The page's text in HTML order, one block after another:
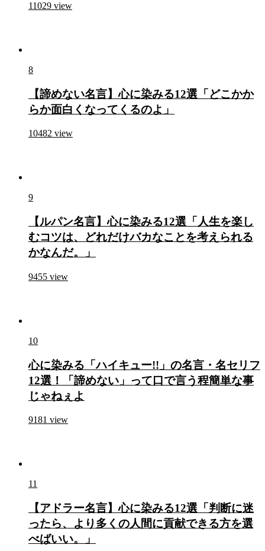
11029 view
8
【諦めない名言】心に染みる12選「どこかか
らか面白くなってくるのよ」
10482 view
9
【ルパン名言】心に染みる12選「人生を楽し
むコツは、どれだけバカなことを考えられる
かなんだ。」
9455 view
10
心に染みる「ハイキュー!!」の名言・名セリフ
12選！「諦めない」って口で言う程簡単な事
じゃねぇよ
9181 view
11
【アドラー名言】心に染みる12選「判断に迷
ったら、より多くの人間に貢献できる方を選
べばいい。」